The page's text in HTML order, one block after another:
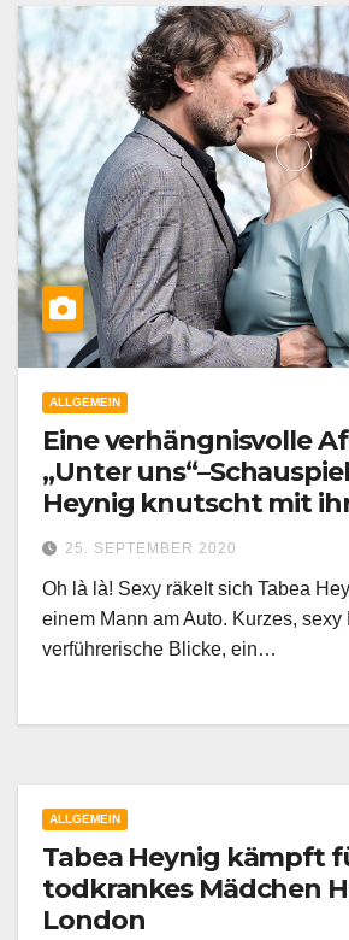
ALLGEMEIN
Eine verhängnisvolle
„Unter
Heynig knutscht mit
25. SEPTEMBER 2020
Oh là là! Sexy räkelt sich Tabea
einem Mann am Auto. Kurzes, sexy
verführerische Blicke, ein…
ALLGEMEIN
Tabea Heynig kämpft
todkrankes Mädchen
London